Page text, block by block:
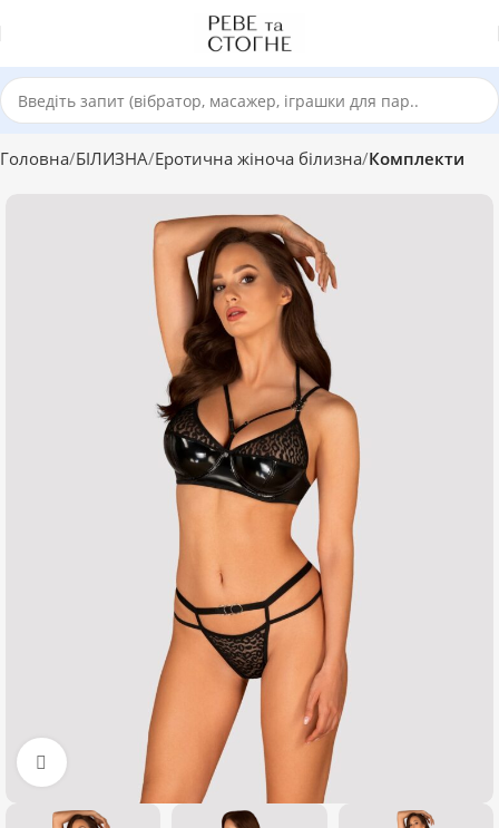
Головна БІЛИЗНА Еротична жіноча білизна Комплекти
Click to enlarge